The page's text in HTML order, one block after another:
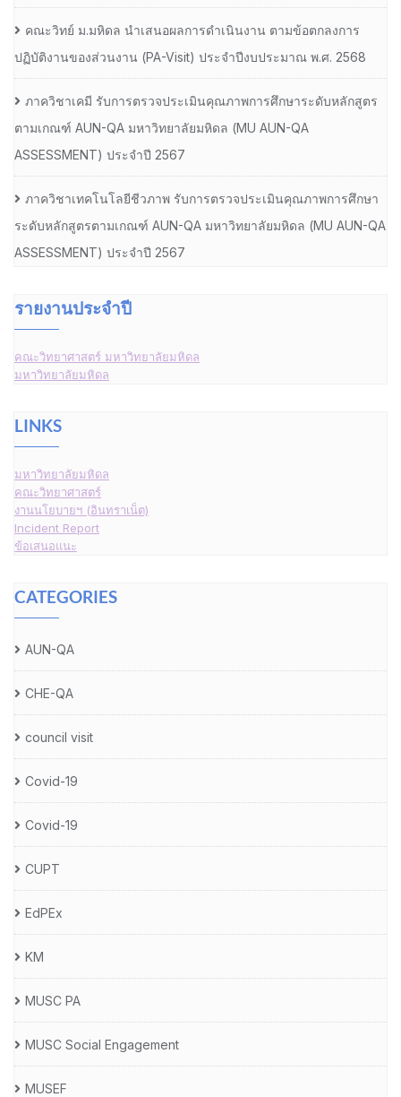
คณะวิทย์ ม.มหิดล นำเสนอผลการดำเนินงาน ตามข้อตกลงการ
ปฏิบัติงานของส่วนงาน (PA-Visit) ประจำปีงบประมาณ พ.ศ. 2568
ภาควิชาเคมี รับการตรวจประเมินคุณภาพการศึกษาระดับหลักสูตร
ตามเกณฑ์ AUN-QA มหาวิทยาลัยมหิดล (MU AUN-QA
ASSESSMENT) ประจำปี 2567
ภาควิชาเทคโนโลยีชีวภาพ รับการตรวจประเมินคุณภาพการศึกษา
ระดับหลักสูตรตามเกณฑ์ AUN-QA มหาวิทยาลัยมหิดล (MU AUN-QA
ASSESSMENT) ประจำปี 2567
รายงานประจำปี
คณะวิทยาศาสตร์ มหาวิทยาลัยมหิดล
มหาวิทยาลัยมหิดล
LINKS
มหาวิทยาลัยมหิดล
คณะวิทยาศาสตร์
งานนโยบายฯ (อินทราเน็ต)
Incident Report
ข้อเสนอแนะ
CATEGORIES
AUN-QA
CHE-QA
council visit
Covid-19
Covid-19
CUPT
EdPEx
KM
MUSC PA
MUSC Social Engagement
MUSEF